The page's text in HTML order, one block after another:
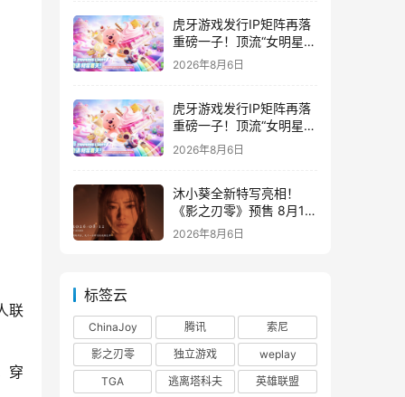
联
穿
虎牙游戏发行IP矩阵再落
重磅一子！顶流“女明星”
ZANMANG LOOPY 正版
2026年8月6日
虎牙游戏发行IP矩阵再落
重磅一子！顶流“女明星”
ZANMANG LOOPY 正版
3D消除手游《消消奇遇》
2026年8月6日
沐小葵全新特写亮相！
《影之刃零》预售 8月12
日开启
2026年8月6日
标签云
ChinaJoy 腾讯
索尼
影之刃零
独立游戏
weplay
TGA
逃离塔科夫
英雄联盟